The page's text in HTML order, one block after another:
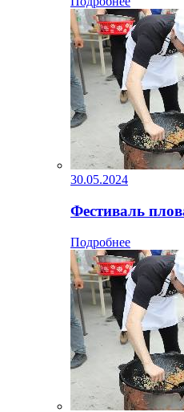
30.05.2024
Фестиваль
Подробнее